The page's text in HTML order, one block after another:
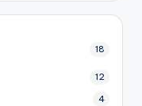
18
12
4